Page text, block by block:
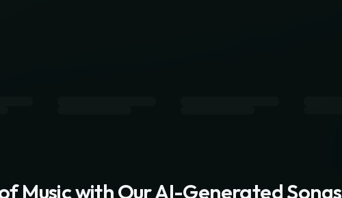
Music with Our AI-Generated Songs